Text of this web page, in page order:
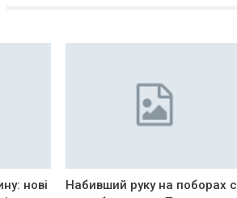
нові
Набивший руку на поборах с